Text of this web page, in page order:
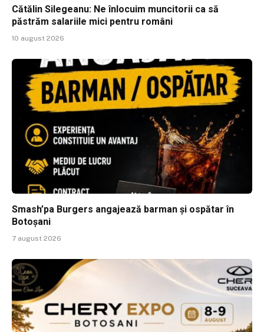
Cătălin Silegeanu: Ne înlocuim muncitorii ca să
păstrăm salariile mici pentru români
10 august 2026
Smash’pa Burgers angajează barman și ospătar în
Botoșani
7 august 2026